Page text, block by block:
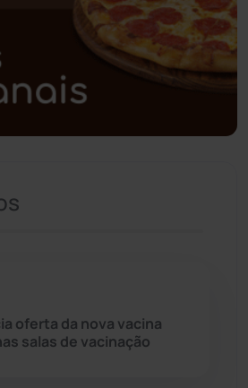
(59)
(27)
oferta da nova vacina
salas de vacinação